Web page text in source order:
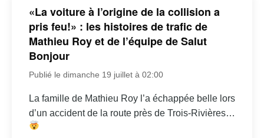
«La voiture à l’origine de la collision a
pris feu!» : les histoires de trafic de
Mathieu Roy et de l’équipe de Salut
Bonjour
Publié le dimanche 19 juillet à 02:00
La famille de Mathieu Roy l’a échappée belle lors
d’un accident de la route près de Trois-Rivières…